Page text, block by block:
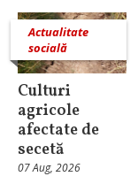
Actualitate
socială
Culturi
agricole
afectate de
secetă
07 Aug, 2026